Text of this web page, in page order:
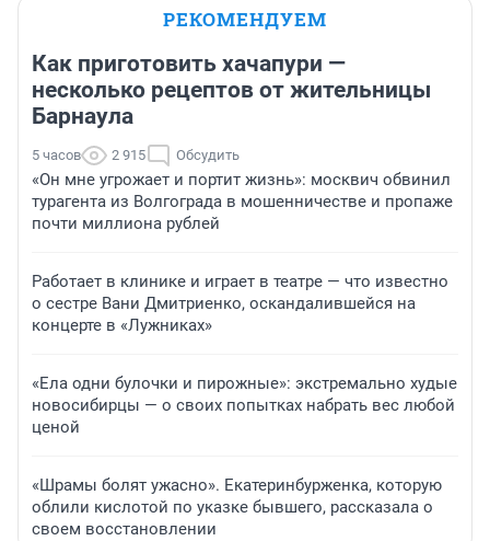
РЕКОМЕНДУЕМ
Как приготовить хачапури —
несколько рецептов от жительницы
Барнаула
5 часов 2 915 Обсудить
«Он мне угрожает и портит жизнь»: москвич обвинил
турагента из Волгограда в мошенничестве и пропаже
почти миллиона рублей
Работает в клинике и играет в театре — что известно
о сестре Вани Дмитриенко, оскандалившейся на
концерте в «Лужниках»
«Ела одни булочки и пирожные»: экстремально худые
новосибирцы — о своих попытках набрать вес любой
ценой
«Шрамы болят ужасно». Екатеринбурженка, которую
облили кислотой по указке бывшего, рассказала о
своем восстановлении